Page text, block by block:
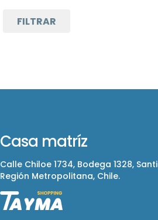
FILTRAR
Casa matríz
Calle Chiloe 1734, Bodega 1328,
Región Metropolitana, Chile.